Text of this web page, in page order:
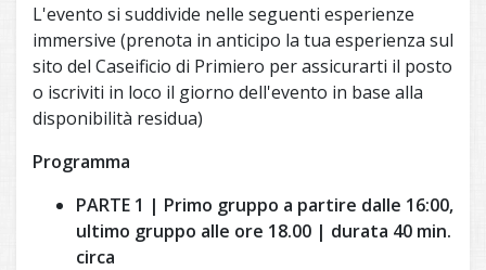
L'evento si suddivide nelle seguenti esperienze
immersive (prenota in anticipo la tua esperienza sul
sito del Caseificio di Primiero per assicurarti il posto
o iscriviti in loco il giorno dell'evento in base alla
disponibilità residua)
Programma
PARTE 1 | Primo gruppo a partire dalle 16:00,
ultimo gruppo alle ore 18.00 | durata 40 min.
circa